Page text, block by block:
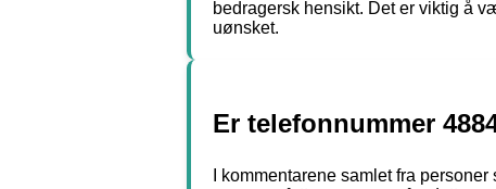
bedragersk hensikt. Det er viktig å
uønsket.
Er telefonnummer
I kommentarene samlet fra